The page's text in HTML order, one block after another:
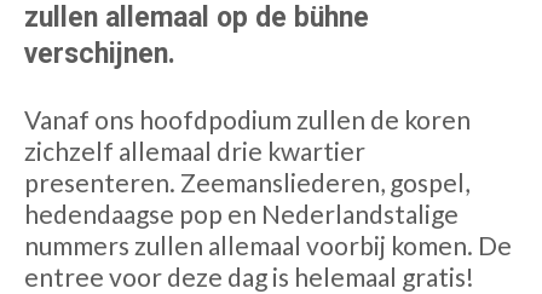
zullen allemaal op de bühne
verschijnen.
Vanaf ons hoofdpodium zullen de koren
zichzelf allemaal drie kwartier
presenteren. Zeemansliederen, gospel,
hedendaagse pop en Nederlandstalige
nummers zullen allemaal voorbij komen. De
entree voor deze dag is helemaal gratis!